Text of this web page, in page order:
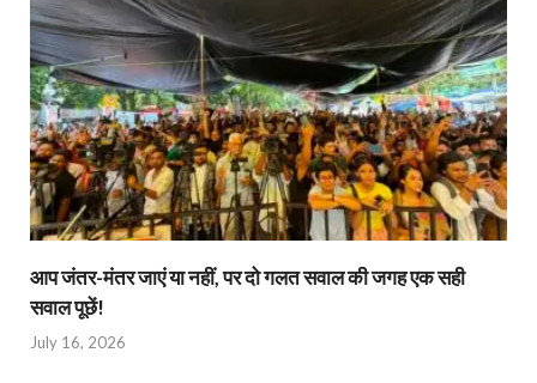
आप जंतर-मंतर जाएं या नहीं, पर दो गलत सवाल की जगह एक सही
सवाल पूछें!
July 16, 2026